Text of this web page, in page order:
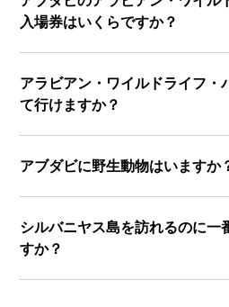
入場券はいくらですか？
アラビアン・ワイルドライフ・
て行けますか？
アブダビに野生動物はいますか
シルバニヤス島を訪れるのに一
すか？